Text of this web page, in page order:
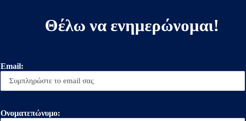
Θέλω να ενημερώνομαι!
Email:
Ονοματεπώνυμο: